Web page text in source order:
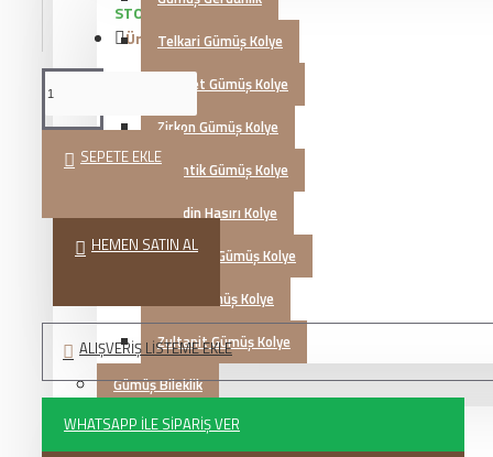
Telkari Gümüş Kolye
Hayalet Gümüş Kolye
Zirkon Gümüş Kolye
Otantik Gümüş Kolye
Mardin Hasırı Kolye
Kazaziye Gümüş Kolye
İsimli Gümüş Kolye
Zultanit Gümüş Kolye
Gümüş Bileklik
Telkari Gümüş Bileklik
STOKTA VAR
Ürün Kodu::KG20231788
SEPETE EKLE
HEMEN SATIN AL
ALIŞVERIŞ LISTEME EKLE
WHATSAPP İLE SIPARIŞ VER